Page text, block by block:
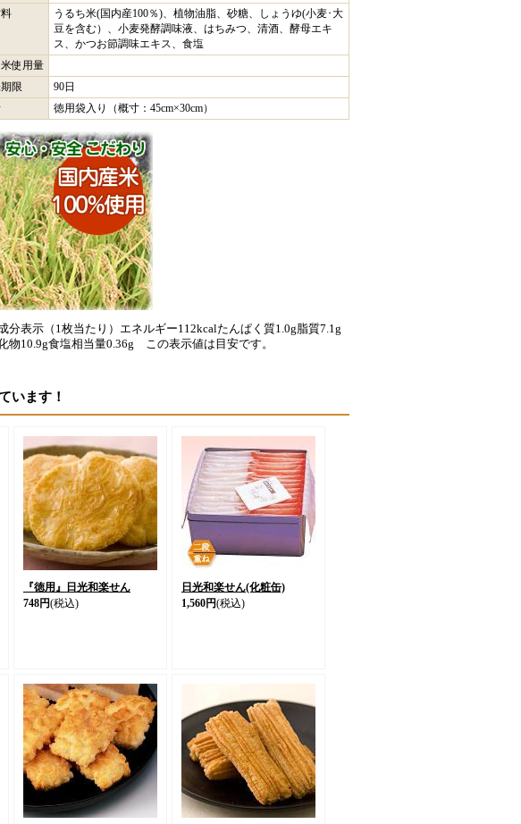
うるち米(国内産100％)、植物油脂、砂糖、しょうゆ(小麦･大
豆を含む）、小麦発酵調味液、はちみつ、清酒、酵母エキ
ス、かつお節調味エキス、食塩
使用量
限
90日
徳用袋入り（概寸：45cm×30cm）
分表示（1枚当たり）エネルギー112kcalたんぱく質1.0g脂質7.1g
物10.9g食塩相当量0.36g この表示値は目安です。
います！
『徳用』日光和楽せん
748円(税込)
日光和楽せん(化粧缶)
1,560円(税込)